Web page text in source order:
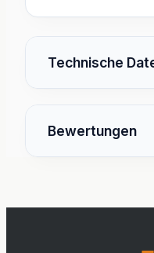
Technische
Bewertungen